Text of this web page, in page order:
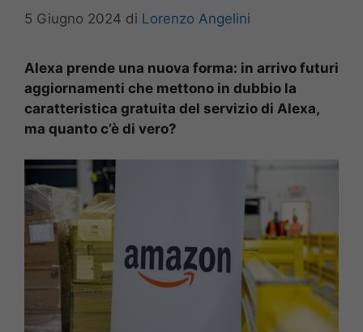
5 Giugno 2024 di Lorenzo Angelini
Alexa prende una nuova forma: in arrivo futuri
aggiornamenti che mettono in dubbio la
caratteristica gratuita del servizio di Alexa,
ma quanto c’è di vero?